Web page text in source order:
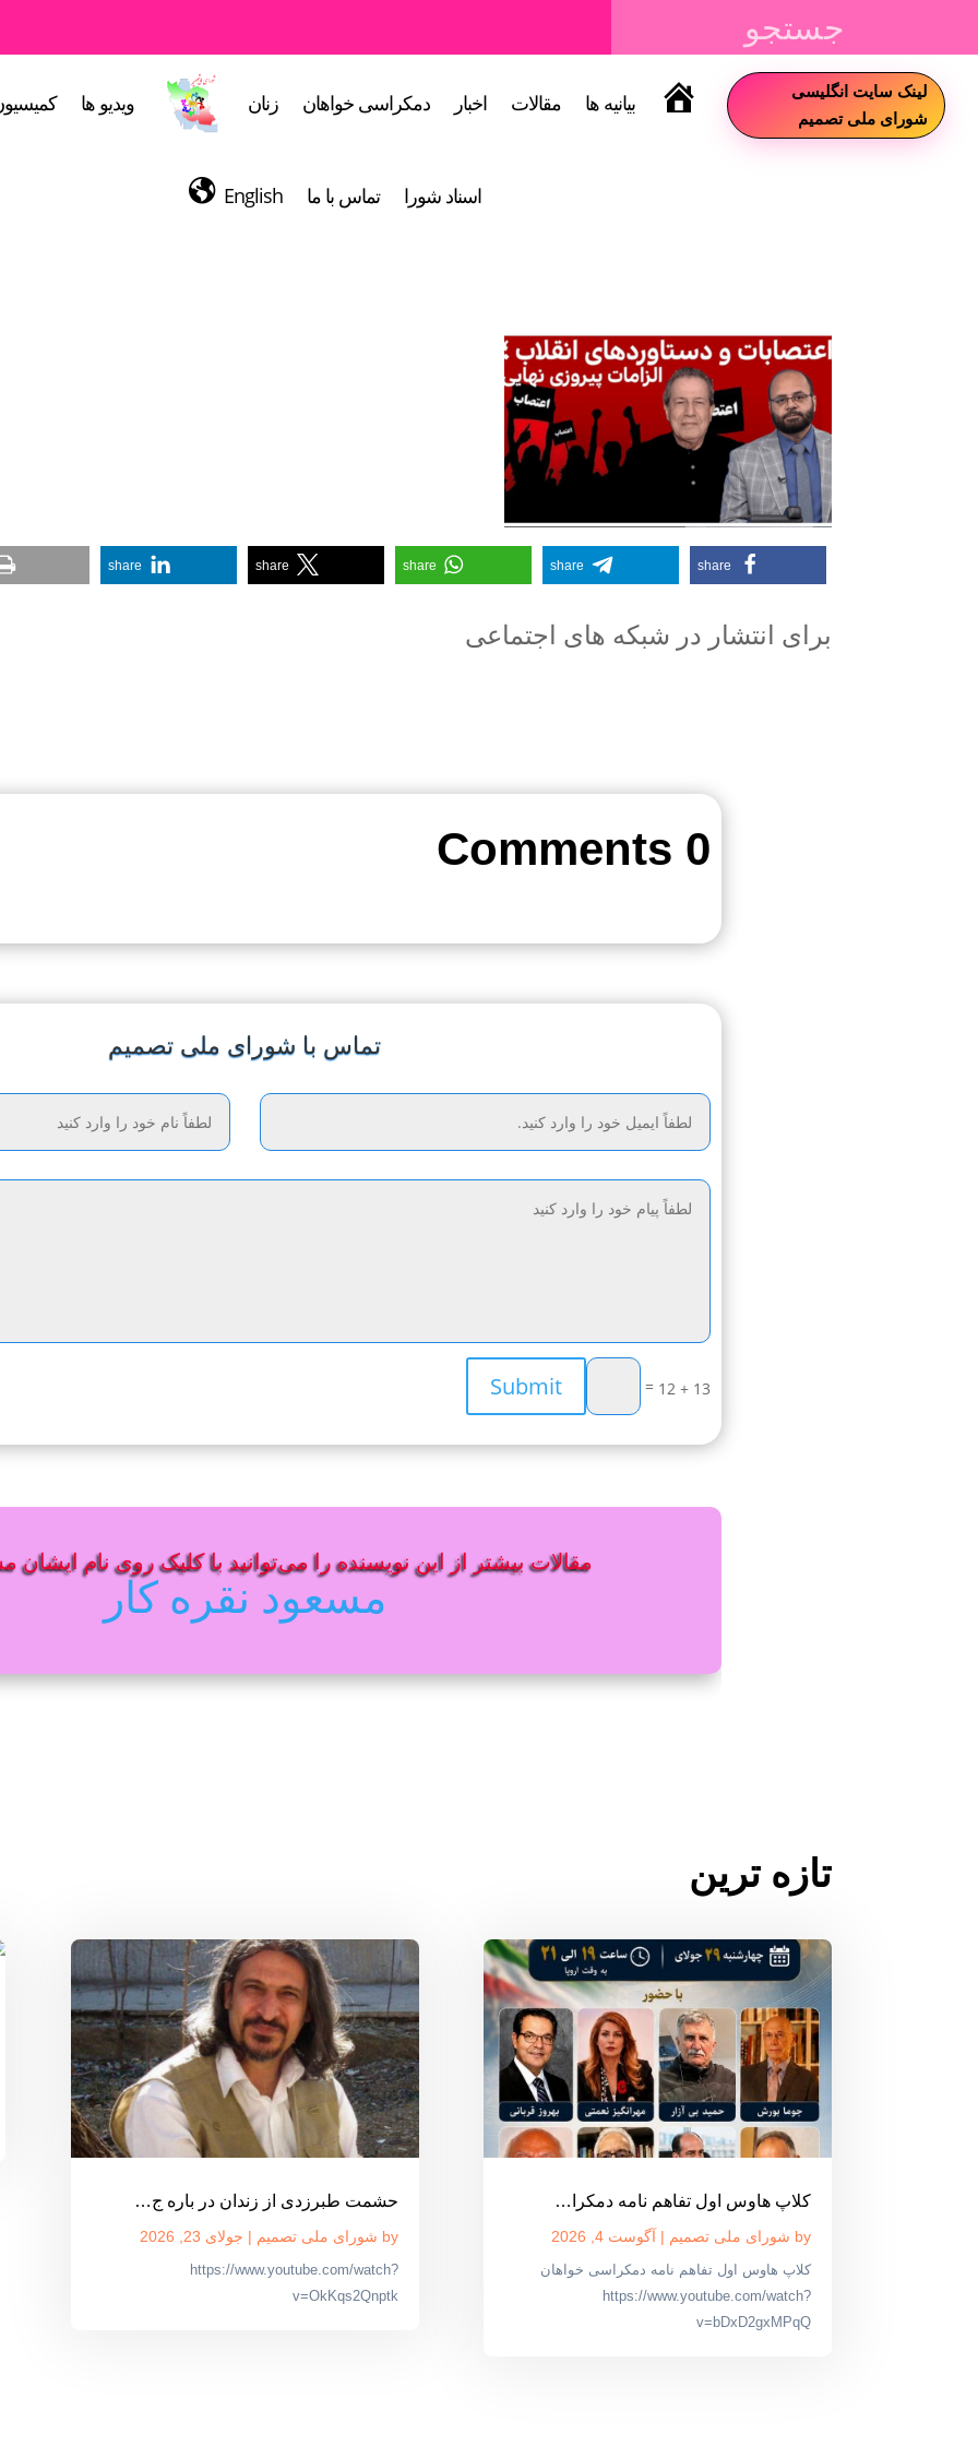
سایت بیانیه ها مقالات اخبار دمکراسی خواهان زنان ویدیو ها
اسناد شورا تماس با ما English
لینک سایت انگلیسی
شورای ملی تصمیم
share
share
share
share
share
برای انتشار در شبکه های اجتماعی
0 Comments
تماس با شورای ملی تصمیم
13 + 12
=
Submit
مقالات بیشتر از این نویسنده را می‌توانید با کلیک روی نام ایشان
مسعود نقره کار
تازه ترین
کلاپ هاوس اول تفاهم نامه دمکرا…
by شورای ملی تصمیم | آگوست 4, 2026
کلاپ هاوس اول تفاهم نامه دمکراسی خواهان
https://www.youtube.com/watch?
v=bDxD2gxMPqQ
حشمت طبرزدی از زندان در باره ج…
by شورای ملی تصمیم | جولای 23, 2026
https://www.youtube.com/watch?
v=OkKqs2Qnptk